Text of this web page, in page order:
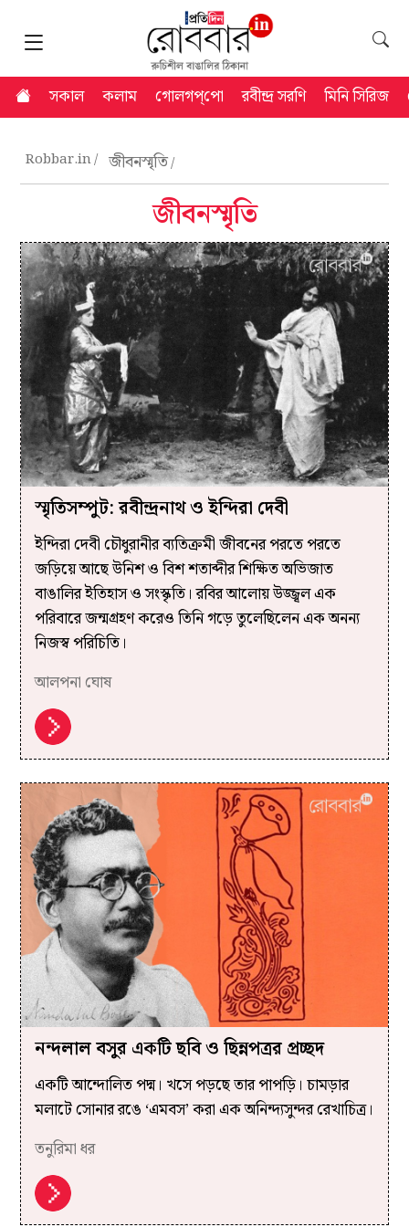
সকাল কলাম গোলগপ্‌পো রবীন্দ্র সরণি মিনি সিরিজ
Robbar.in জীবনস্মৃতি
জীবনস্মৃতি
স্মৃতিসম্পুট: রবীন্দ্রনাথ ও ইন্দিরা দেবী
ইন্দিরা দেবী চৌধুরানীর ব্যতিক্রমী জীবনের পরতে পরতে
জড়িয়ে আছে উনিশ ও বিশ শতাব্দীর শিক্ষিত অভিজাত
বাঙালির ইতিহাস ও সংস্কৃতি। রবির আলোয় উজ্জ্বল এক
পরিবারে জন্মগ্রহণ করেও তিনি গড়ে তুলেছিলেন এক অনন্য
নিজস্ব পরিচিতি।
আলপনা ঘোষ
নন্দলাল বসুর একটি ছবি ও ছিন্নপত্রর প্রচ্ছদ
একটি আন্দোলিত পদ্ম। খসে পড়ছে তার পাপড়ি। চামড়ার
মলাটে সোনার রঙে ‘এমবস’ করা এক অনিন্দ্যসুন্দর রেখাচিত্র।
তনুরিমা ধর